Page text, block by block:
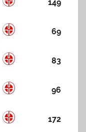
149
69
83
96
172